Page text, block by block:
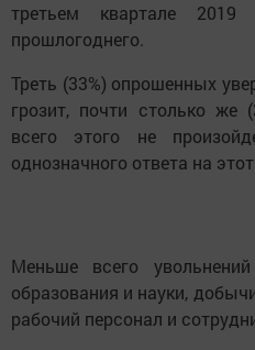
третьем квартале
прошлогоднего.
Треть (33%) опрошенных
грозит, почти столько же
всего этого не
однозначного ответа на
Меньше всего
образования и науки,
рабочий персонал и